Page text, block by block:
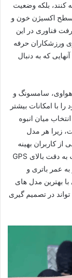
کنند، بلکه وضعیت
اکسیژن خون و
فناوری در این
ورزشکاران حرفه
که به دنبال
سامسونگ و
با امکانات بیشتر
بهتر عرضه می کنند. در سال 2025، انتخاب میان انبوه
زیرا هر مدل
کاربران بهینه
سازی شده است. یک دونده ماراتن ممکن است به دقت بالای GPS
عمر باتری و
بهترین مدل های
در تصمیم گیری